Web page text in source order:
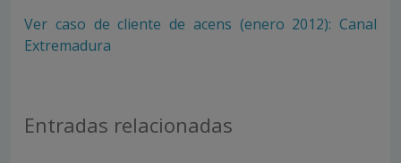
Ver caso de cliente de acens (enero 2012): Canal
Extremadura
Entradas relacionadas